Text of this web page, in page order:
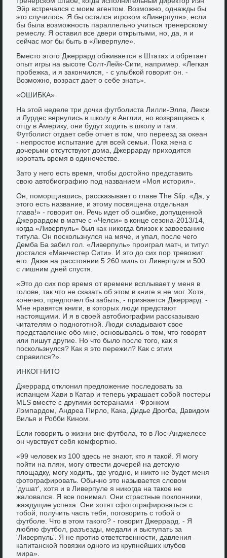
Эйр встречался с моим агентом. Возможно, однажды бы
это случилось. Я бы остался игроком «Ливерпуля», если
бы была возможность параллельно учиться тренерскому
ремеслу. Я оставил все двери открытыми, но, да, я и
сейчас мог бы быть в «Ливерпуле».
Вместо этого Джеррард обживается в Штатах и обретает
опыт игры на высоте Солт-Лейк-Сити, например. «Легкая
пробежка, и я закончился, - с улыбкой говорит он. -
Возможно, возраст дает о себе знать».
«ОШИБКА»
На этой неделе три дочки футболиста Лилли-Элла, Лекси
и Лурдес вернулись в школу в Англии, но возвращаясь к
отцу в Америку, они будут ходить в школу и там.
Футболист отдает себе отчет в том, что переезд за океан
- непростое испытание для всей семьи. Пока жена с
дочерьми отсутствуют дома, Джеррарду приходится
коротать время в одиночестве.
Зато у него есть время, чтобы достойно представить
свою автобиографию под названием «Моя история».
Он, поморщившись, рассказывает о главе The Slip. «Да, у
этого есть название, и этому посвящена отдельная
глава!» - говорит он. Речь идет об ошибке, допущенной
Джеррардом в матче с «Челси» в конце сезона-2013/14,
когда «Ливерпуль» был как никогда близок к завоеванию
титула. Он поскользнулся на мяче, и упал, после чего
Демба Ба забил гол. «Ливерпуль» проиграл матч, и титул
достался «Манчестер Сити». И это до сих пор тревожит
его. Даже на расстоянии 5 260 миль от Ливерпуля и 500
с лишним дней спустя.
«Это до сих пор время от времени всплывает у меня в
голове, так что не сказать об этом в книге я не мог. Хотя,
конечно, предпочел бы забыть, - признается Джеррард. -
Мне нравятся книги, в которых люди предстают
настоящими. И я в своей автобиографии рассказываю
читателям о подноготной. Люди складывают свое
представление обо мне, основываясь о том, что говорят
или пишут другие. Но что было после того, как я
поскользнулся? Как я это пережил? Как с этим
справился?».
ИНКОГНИТО
Джеррард отклонил предложение последовать за
испанцем Хави в Катар и теперь украшает собой постеры
MLS вместе с другими ветеранами - Фрэнком
Лэмпардом, Андреа Пирло, Кака, Дидье Дрогба, Давидом
Вилья и Робби Кином.
Если говорить о жизни вне футбола, то в Лос-Анджелесе
он чувствует себя комфортно.
«99 человек из 100 здесь не знают, кто я такой. Я могу
пойти на пляж, могу отвести дочерей на детскую
площадку, могу ходить, где угодно, и никто не будет меня
фотографировать. Обычно это называется словом
'душат', хотя и в Ливерпуле я никогда на такое не
жаловался. Я все понимал. Они страстные поклонники,
жаждущие успеха. Они хотят сфотографироваться с
тобой, получить часть тебя, поговорить с тобой о
футболе. Что в этом такого? - говорит Джеррард. - Я
люблю футбол, разъезды, медали и выступать за
'Ливерпуль'. Я не против ответственности, давления
капитанской повязки одного из крупнейших клубов
мира».